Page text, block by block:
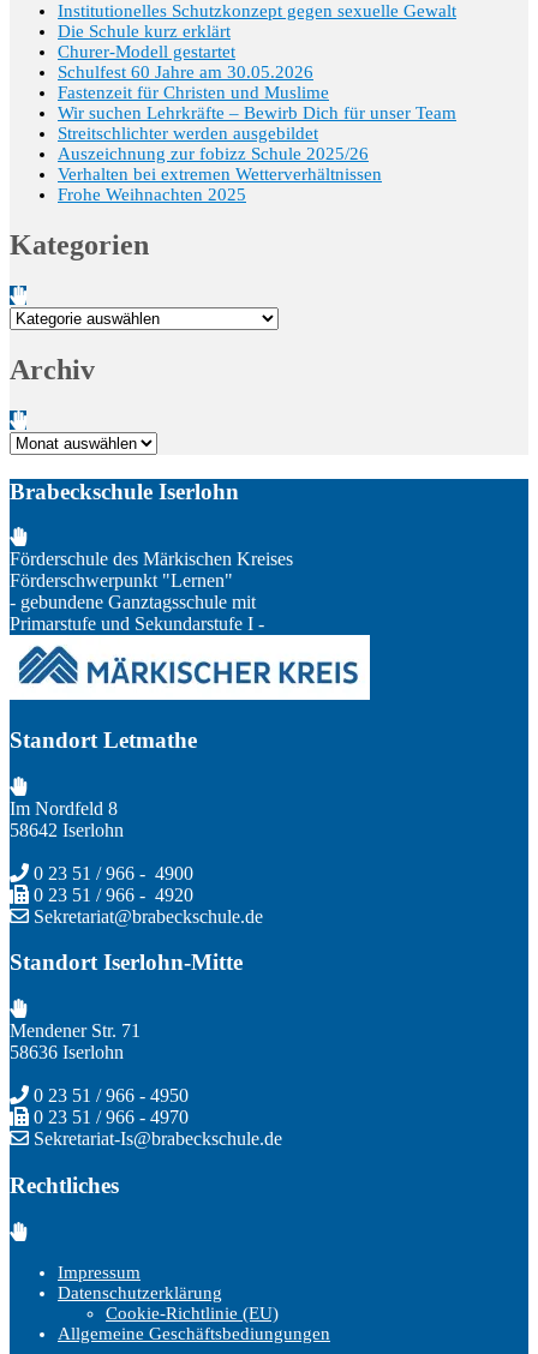
Institutionelles Schutzkonzept gegen sexuelle Gewalt
Die Schule kurz erklärt
Churer-Modell gestartet
Schulfest 60 Jahre am 30.05.2026
Fastenzeit für Christen und Muslime
Wir suchen Lehrkräfte – Bewirb Dich für unser Team
Streitschlichter werden ausgebildet
Auszeichnung zur fobizz Schule 2025/26
Verhalten bei extremen Wetterverhältnissen
Frohe Weihnachten 2025
Kategorien
Kategorien
Archiv
Archiv
Brabeckschule Iserlohn
Förderschule des Märkischen Kreises
Förderschwerpunkt "Lernen"
- gebundene Ganztagsschule mit
Primarstufe und Sekundarstufe I -
Standort Letmathe
Im Nordfeld 8
58642 Iserlohn
0 23 51 / 966 - 4900
0 23 51 / 966 - 4920
Sekretariat@brabeckschule.de
Standort Iserlohn-Mitte
Mendener Str. 71
58636 Iserlohn
0 23 51 / 966 - 4950
0 23 51 / 966 - 4970
Sekretariat-Is@brabeckschule.de
Rechtliches
Impressum
Datenschutzerklärung
Cookie-Richtlinie (EU)
Allgemeine Geschäftsbediungungen